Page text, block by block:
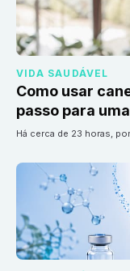
VIDA SAUDÁVEL
Como usar
passo para
há cerca de 23 horas, por